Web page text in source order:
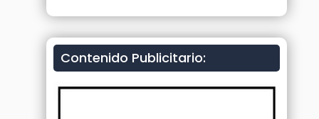
Contenido Publicitario: